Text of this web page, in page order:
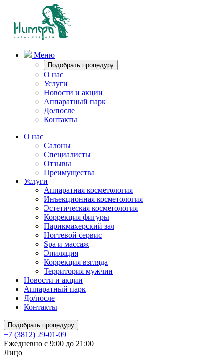
Меню
Подобрать процедуру
О нас
Услуги
Новости и акции
Аппаратный парк
До/после
Контакты
О нас
Салоны
Специалисты
Отзывы
Преимущества
Услуги
Аппаратная косметология
Инъекционная косметология
Эстетическая косметология
Коррекция фигуры
Парикмахерский зал
Ногтевой сервис
Spa и массаж
Эпиляция
Коррекция взгляда
Территория мужчин
Новости и акции
Аппаратный парк
До/после
Контакты
Подобрать процедуру
+7 (3812) 29-01-09
Ежедневно с 9:00 до 21:00
Лицо